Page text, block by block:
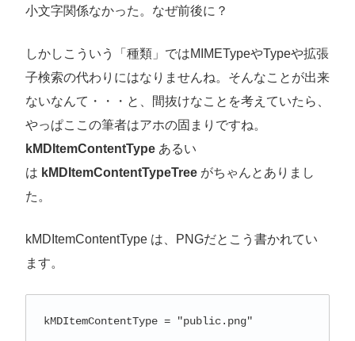
小文字関係なかった。なぜ前後に？
しかしこういう「種類」ではMIMETypeやTypeや拡張
子検索の代わりにはなりませんね。そんなことが出来
ないなんて・・・と、間抜けなことを考えていたら、
やっぱここの筆者はアホの固まりですね。
kMDItemContentType あるい
は kMDItemContentTypeTree がちゃんとありまし
た。
kMDItemContentType は、PNGだとこう書かれてい
ます。
kMDItemContentType = "public.png"